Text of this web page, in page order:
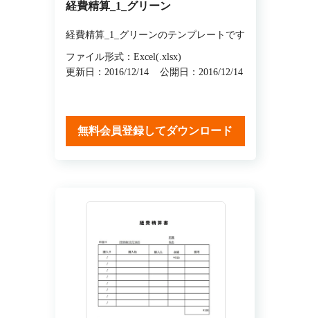
経費精算_1_グリーン
経費精算_1_グリーンのテンプレートです
ファイル形式：Excel(.xlsx)
更新日：2016/12/14
公開日：2016/12/14
無料会員登録してダウンロード